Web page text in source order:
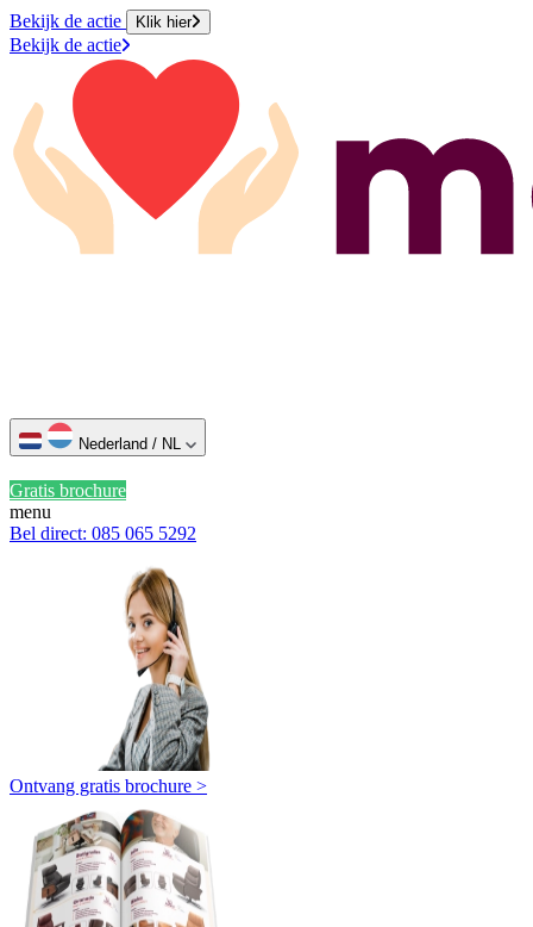
Bekijk de actie Klik hier
Bekijk de actie
Nederland / NL
Gratis brochure
menu
Bel direct: 085 065 5292
Ontvang gratis brochure >